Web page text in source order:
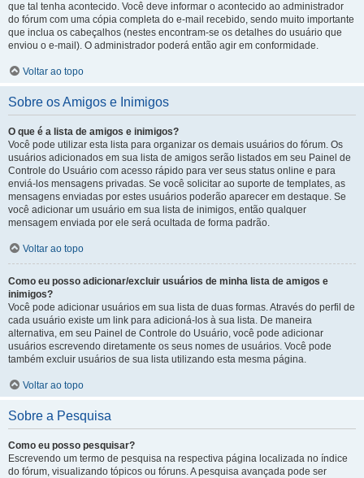
que tal tenha acontecido. Você deve informar o acontecido ao administrador
do fórum com uma cópia completa do e-mail recebido, sendo muito importante
que inclua os cabeçalhos (nestes encontram-se os detalhes do usuário que
enviou o e-mail). O administrador poderá então agir em conformidade.
Voltar ao topo
Sobre os Amigos e Inimigos
O que é a lista de amigos e inimigos?
Você pode utilizar esta lista para organizar os demais usuários do fórum. Os
usuários adicionados em sua lista de amigos serão listados em seu Painel de
Controle do Usuário com acesso rápido para ver seus status online e para
enviá-los mensagens privadas. Se você solicitar ao suporte de templates, as
mensagens enviadas por estes usuários poderão aparecer em destaque. Se
você adicionar um usuário em sua lista de inimigos, então qualquer
mensagem enviada por ele será ocultada de forma padrão.
Voltar ao topo
Como eu posso adicionar/excluir usuários de minha lista de amigos e
inimigos?
Você pode adicionar usuários em sua lista de duas formas. Através do perfil de
cada usuário existe um link para adicioná-los à sua lista. De maneira
alternativa, em seu Painel de Controle do Usuário, você pode adicionar
usuários escrevendo diretamente os seus nomes de usuários. Você pode
também excluir usuários de sua lista utilizando esta mesma página.
Voltar ao topo
Sobre a Pesquisa
Como eu posso pesquisar?
Escrevendo um termo de pesquisa na respectiva página localizada no índice
do fórum, visualizando tópicos ou fóruns. A pesquisa avançada pode ser